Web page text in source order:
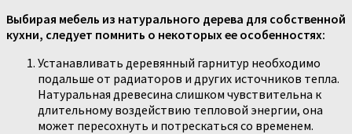
Выбирая мебель из натурального дерева для собственной
кухни, следует помнить о некоторых ее особенностях:
Устанавливать деревянный гарнитур необходимо
подальше от радиаторов и других источников тепла.
Натуральная древесина слишком чувствительна к
длительному воздействию тепловой энергии, она
может пересохнуть и потрескаться со временем.